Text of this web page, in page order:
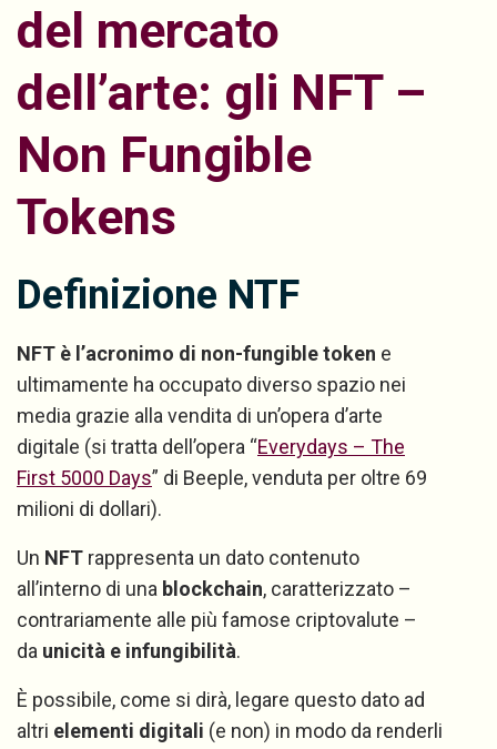
del mercato
dell’arte: gli NFT –
Non Fungible
Tokens
Definizione NTF
NFT è l’acronimo di non-fungible token e
ultimamente ha occupato diverso spazio nei
media grazie alla vendita di un’opera d’arte
digitale (si tratta dell’opera “Everydays – The
First 5000 Days” di Beeple, venduta per oltre 69
milioni di dollari).
Un NFT rappresenta un dato contenuto
all’interno di una blockchain, caratterizzato –
contrariamente alle più famose criptovalute –
da unicità e infungibilità.
È possibile, come si dirà, legare questo dato ad
altri elementi digitali (e non) in modo da renderli